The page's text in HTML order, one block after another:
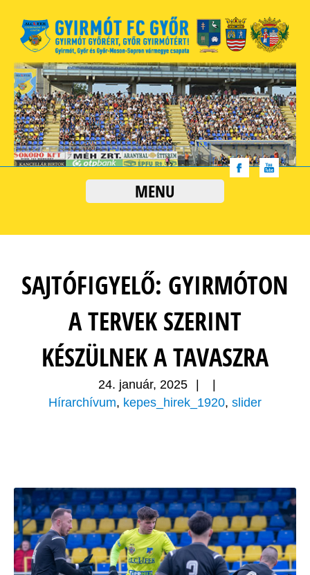
MENU
SAJTÓFIGYELŐ: GYIRMÓTON
A TERVEK SZERINT
KÉSZÜLNEK A TAVASZRA
24. január, 2025
Hírarchívum, kepes_hirek_1920, slider